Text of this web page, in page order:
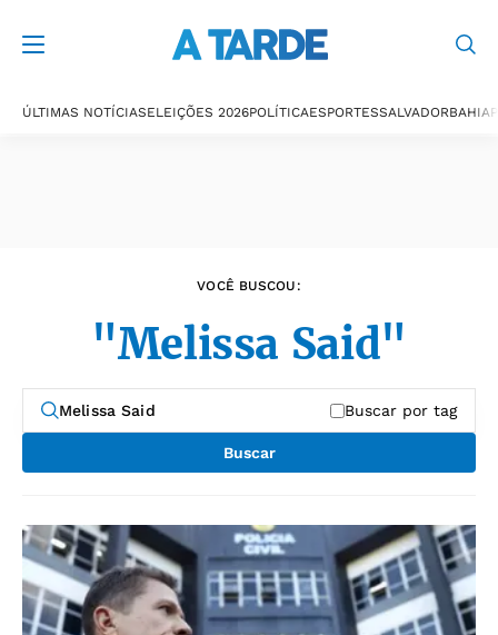
ÚLTIMAS NOTÍCIASELEIÇÕES 2026POLÍTICAESPORTESSALVADORBAHIA
VOCÊ BUSCOU:
"Melissa Said"
Buscar por tag
Buscar